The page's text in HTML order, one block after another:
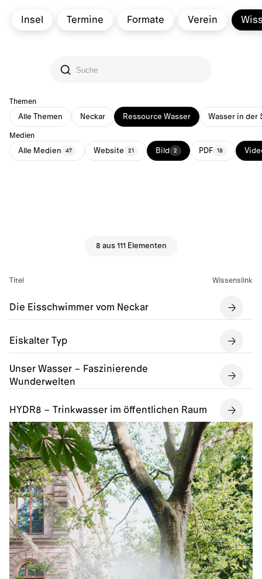
Insel Termine Formate Verein
Themen
Alle Themen Neckar Ressource Wasser Wasser in der
Medien
Alle Medien 47 Website 21 Bild 2 PDF 18
8 aus 111 Elementen
Titel Wissenslink
Die Eisschwimmer vom Neckar
Eiskalter Typ
Unser Wasser – Faszinierende
Wunderwelten
HYDR8 – Trinkwasser im öffentlichen Raum